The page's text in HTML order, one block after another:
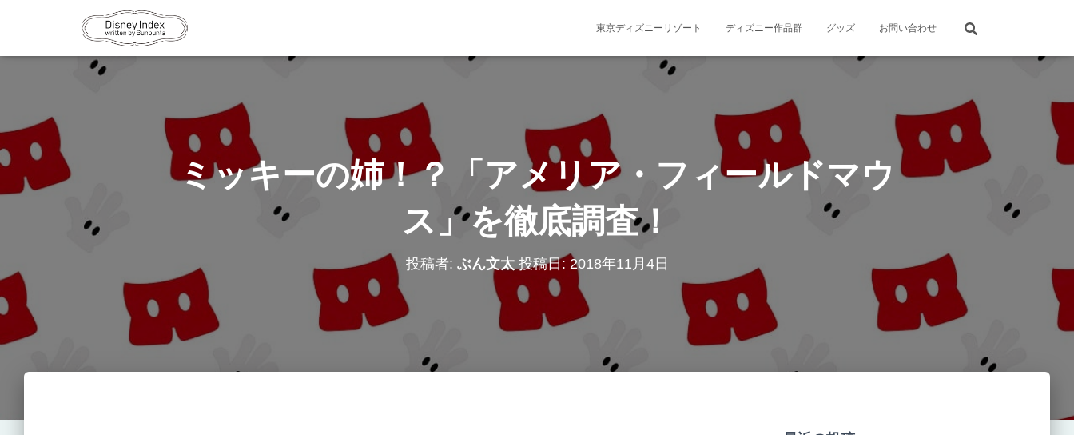
東京ディズニーリゾート ディズニー作品群 グッズ お問い合わせ
ミッキーの姉！？「アメリア・フィールドマウ
ス」を徹底調査！
投稿者: ぶん文太投稿日: 2018年11月4日